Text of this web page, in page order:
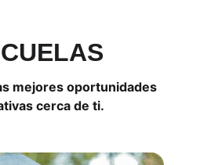
mejores oportunidades
cerca de ti.